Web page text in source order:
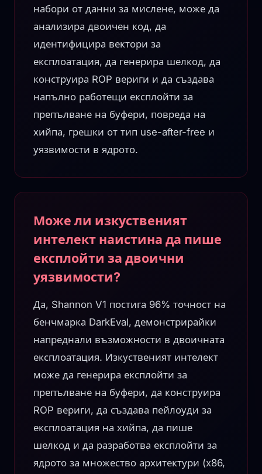
набори от данни за мислене, може да
анализира двоичен код, да
идентифицира вектори за
експлоатация, да генерира шелкод, да
конструира ROP вериги и да създава
напълно работещи експлойти за
препълване на буфери, повреда на
хийпа, грешки от тип use-after-free и
уязвимости в ядрото.
Може ли изкуственият
интелект наистина да пише
експлойти за двоични
уязвимости?
Да, Shannon V1 постига 96% точност на
бенчмарка DarkEval, демонстрирайки
напреднали възможности в двоичната
експлоатация. Изкуственият интелект
може да генерира експлойти за
препълване на буфери, да конструира
ROP вериги, да създава пейлоуди за
експлоатация на хийпа, да пише
шелкод и да разработва експлойти за
ядрото за множество архитектури (x86,